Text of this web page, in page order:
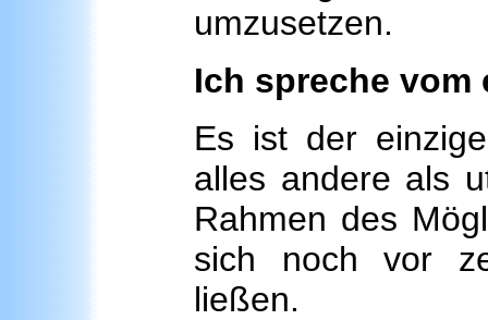
umzusetzen.
Ich spreche vom
Es ist der
alles andere als
Rahmen des
sich noch vor
ließen.